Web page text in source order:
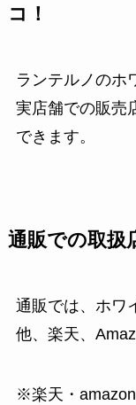
コ！
ランテルノのホ
実店舗での販売
できます。
通販での取扱
通販では、ホワ
他、楽天、
※楽天・